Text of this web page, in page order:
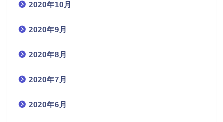
2020年10月
2020年9月
2020年8月
2020年7月
2020年6月